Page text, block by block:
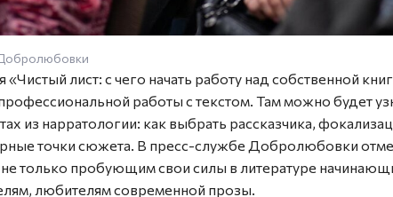
«Чистый лист: с чего начать работу над собственной
работы с текстом. Там можно будет
из нарратологии: как выбрать рассказчика,
точки сюжета. В пресс-службе Добролюбовки
не только пробующим свои силы в литературе
любителям современной прозы.